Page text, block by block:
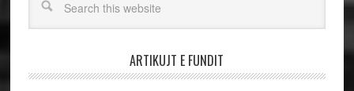
ARTIKUJT E FUNDIT